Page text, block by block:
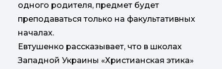
одного родителя, предмет будет
преподаваться только на факультативных
началах.
Евтушенко рассказывает, что в школах
Западной Украины «Христианская этика»